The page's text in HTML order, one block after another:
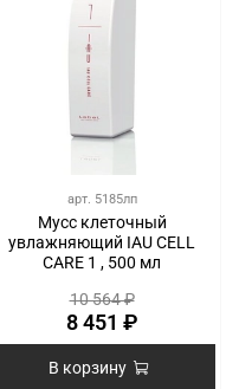
арт. 5185лп
Мусс клеточный
увлажняющий IAU CELL
CARE 1 , 500 мл
10 564 ₽
8 451 ₽
В корзину